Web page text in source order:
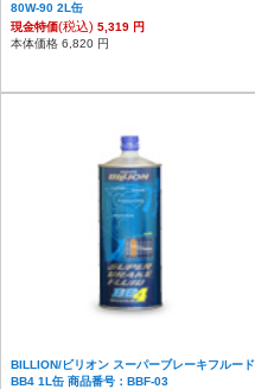
80W-90 2L缶
現金特価(税込) 5,319 円
本体価格 6,820 円
BILLION/ビリオン スーパーブレーキフルード
BB4 1L缶 商品番号：BBF-03